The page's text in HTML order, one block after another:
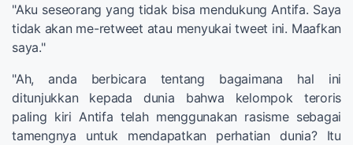
"Aku seseorang yang tidak bisa mendukung Antifa. Saya
tidak akan me-retweet atau menyukai tweet ini. Maafkan
saya."
"Ah, anda berbicara tentang bagaimana hal ini
ditunjukkan kepada dunia bahwa kelompok teroris
paling kiri Antifa telah menggunakan rasisme sebagai
tamengnya untuk mendapatkan perhatian dunia? Itu